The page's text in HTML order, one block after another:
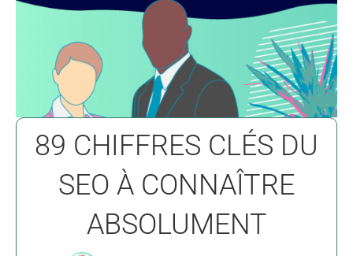
89 CHIFFRES CLÉS DU
SEO À CONNAÎTRE
ABSOLUMENT